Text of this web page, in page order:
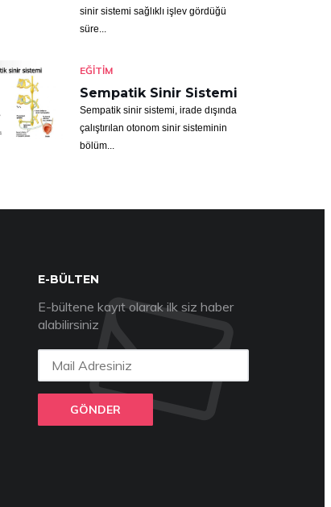
sinir sistemi sağlıklı işlev gördüğü
süre...
EĞITIM
Sempatik Sinir Sistemi
Sempatik sinir sistemi, irade dışında
çalıştırılan otonom sinir sisteminin
bölüm...
E-BÜLTEN
E-bültene kayıt olarak ilk siz haber
alabilirsiniz
GÖNDER